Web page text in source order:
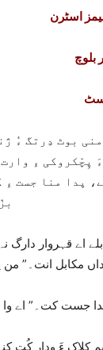
اسٹرن
بلوچ
بوٹ دِرتگ ءُ
پِچّکروکی ءِ
پدا منا جست ءِ
مکابل انت۔”